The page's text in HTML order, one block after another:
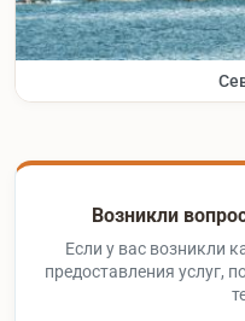
Возникли
Если у вас возникли
предоставления услуг,